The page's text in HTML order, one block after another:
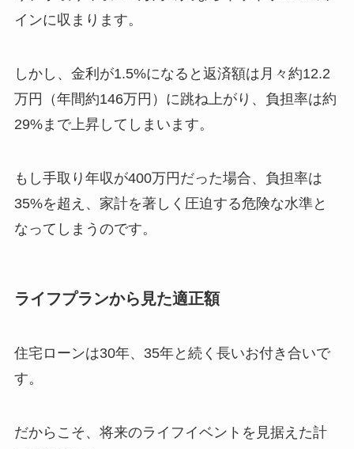
インに収まります。
しかし、金利が1.5%になると返済額は月々約12.2
万円（年間約146万円）に跳ね上がり、負担率は約
29%まで上昇してしまいます。
もし手取り年収が400万円だった場合、負担率は
35%を超え、家計を著しく圧迫する危険な水準と
なってしまうのです。
ライフプランから見た適正額
住宅ローンは30年、35年と続く長いお付き合いで
す。
だからこそ、将来のライフイベントを見据えた計